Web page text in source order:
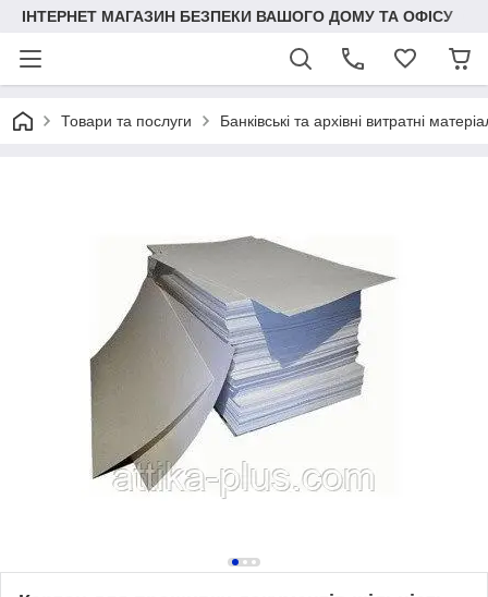
ІНТЕРНЕТ МАГАЗИН БЕЗПЕКИ ВАШОГО ДОМУ ТА ОФІСУ
Товари та послуги Банківські та архівні витратні